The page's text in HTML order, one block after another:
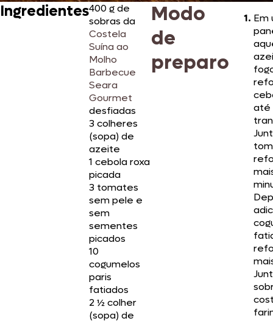
Ingredientes400 g de
sobras da
Costela
Suína ao
Molho
Barbecue
Seara
Gourmet
desfiadas
3 colheres
(sopa) de
azeite
1 cebola roxa
picada
3 tomates
sem pele e
sem
sementes
picados
10
cogumelos
paris
fatiados
2 ½ colher
(sopa) de
Modo
de
preparo
Em
até